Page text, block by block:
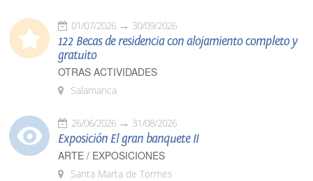
01/07/2026 30/09/2026
122 Becas de residencia con alojamiento completo y
gratuito
OTRAS ACTIVIDADES
Salamanca
26/06/2026 31/08/2026
Exposición El gran banquete II
ARTE / EXPOSICIONES
Santa Marta de Tormes